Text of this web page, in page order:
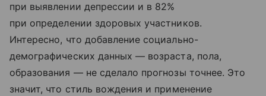
при выявлении депрессии и в 82%
при определении здоровых участников.
Интересно, что добавление социально-
демографических данных — возраста, пола,
образования — не сделало прогнозы точнее. Это
значит, что стиль вождения и применение